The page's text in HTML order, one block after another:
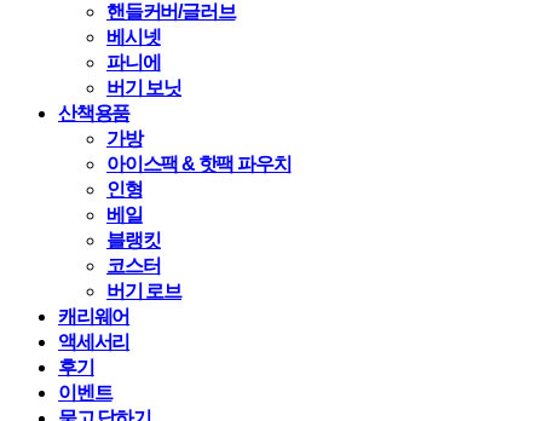
핸들커버/글러브
베시넷
파니에
버기 보닛
산책용품
가방
아이스팩 & 핫팩 파우치
인형
베일
블랭킷
코스터
버기 로브
캐리웨어
액세서리
후기
이벤트